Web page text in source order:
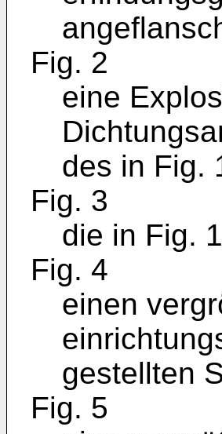
Fig. 2
eine
des in Fig.
Fig. 3
die in Fig.
Fig. 4
einen
gestellten
Fig. 5